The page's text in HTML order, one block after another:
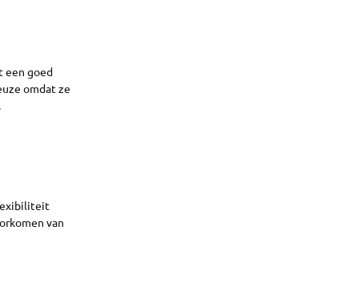
een goed
omdat ze
van